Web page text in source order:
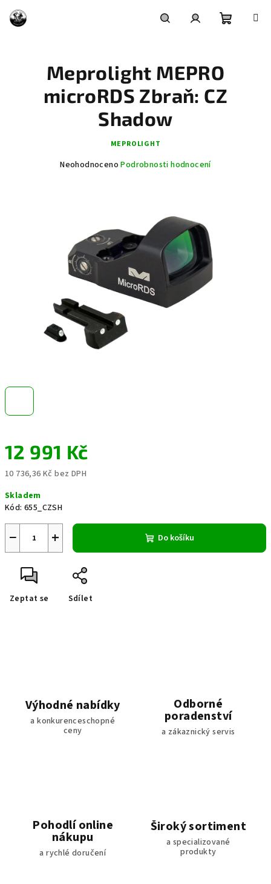
obsah
12 991 Kč
10 736,36 Kč bez DPH
cena:
Skladem
Kód: 655_CZSH
+
− Do košíku
Zeptat se Sdílet
Meprolight MEPRO
microRDS Zbraň: CZ
Shadow
MEPROLIGHT
Průměrné
hvězdiček.
Neohodnoceno Podrobnosti hodnocení
Výhodné nabídky
a konkurenceschopné
ceny
Odborné
poradenství
a zákaznický servis
Pohodlí online
nákupu
a rychlé doručení
Široký sortiment
a specializované
produkty